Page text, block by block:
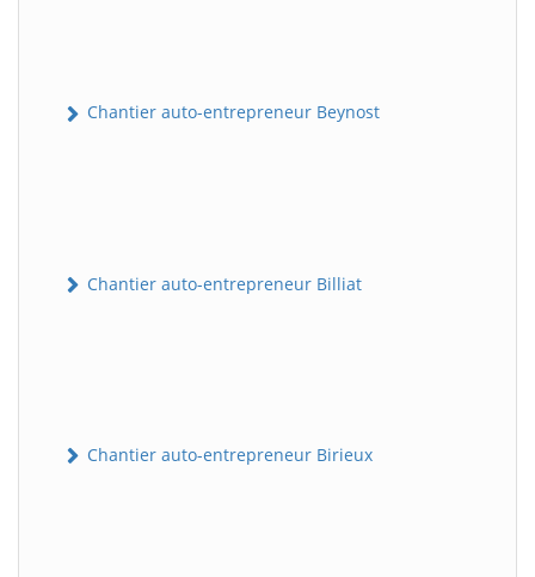
Chantier auto-entrepreneur Beynost
Chantier auto-entrepreneur Billiat
Chantier auto-entrepreneur Birieux